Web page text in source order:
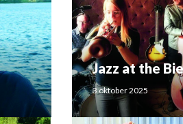
Jazz at the
3 oktober 2025